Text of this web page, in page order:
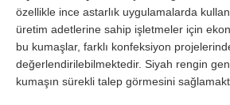
özellikle ince astarlık uygulamalarda
üretim adetlerine sahip işletmeler için
bu kumaşlar, farklı konfeksiyon
değerlendirilebilmektedir. Siyah rengin
kumaşın sürekli talep görmesini